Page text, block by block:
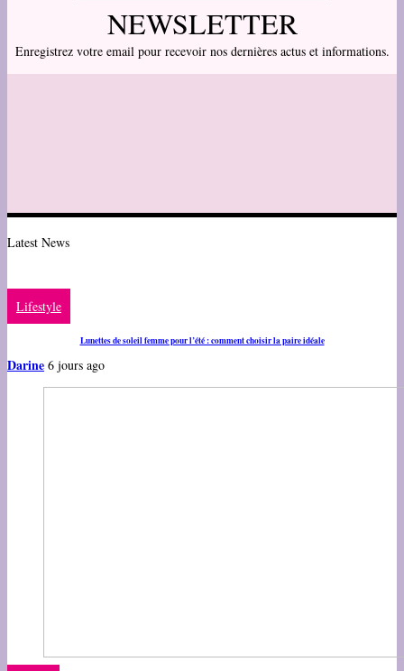
NEWSLETTER
Enregistrez votre email pour recevoir nos dernières actus et informations.
Latest News
Lifestyle
Lunettes de soleil femme pour l’été : comment choisir la paire idéale
Darine 6 jours ago